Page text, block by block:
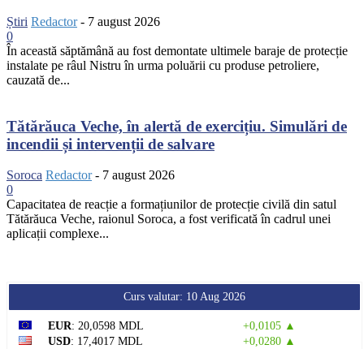
Știri Redactor - 7 august 2026
0
În această săptămână au fost demontate ultimele baraje de protecție
instalate pe râul Nistru în urma poluării cu produse petroliere,
cauzată de...
Tătărăuca Veche, în alertă de exercițiu. Simulări de
incendii și intervenții de salvare
Soroca Redactor - 7 august 2026
0
Capacitatea de reacție a formațiunilor de protecție civilă din satul
Tătărăuca Veche, raionul Soroca, a fost verificată în cadrul unei
aplicații complexe...
Curs valutar: 10 Aug 2026
EUR: 20,0598 MDL
+0,0105 ▲
USD: 17,4017 MDL
+0,0280 ▲